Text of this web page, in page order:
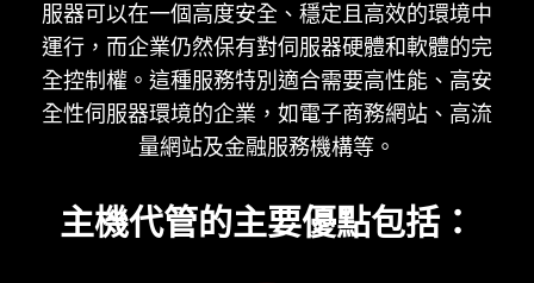
服器可以在一個高度安全、穩定且高效的環境中
運行，而企業仍然保有對伺服器硬體和軟體的完
全控制權。這種服務特別適合需要高性能、高安
全性伺服器環境的企業，如電子商務網站、高流
量網站及金融服務機構等。
主機代管的主要優點包括：